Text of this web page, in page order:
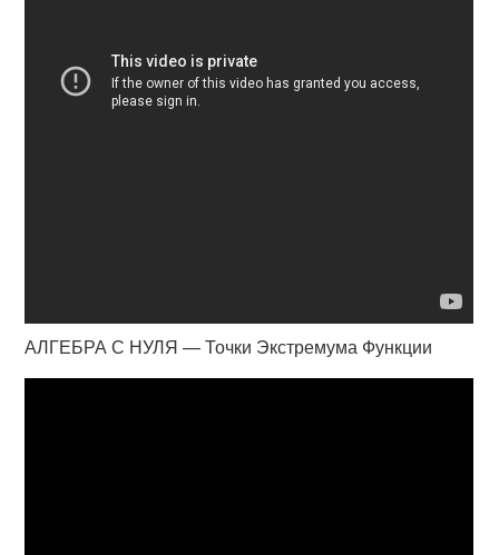
АЛГЕБРА С НУЛЯ — Точки Экстремума Функции